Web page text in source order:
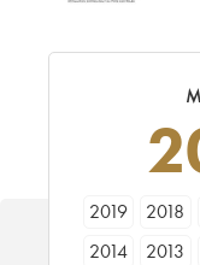
2019 2018
2014
2013